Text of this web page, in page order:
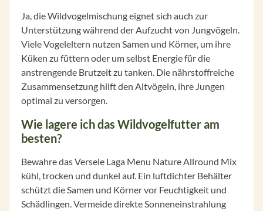
Ja, die Wildvogelmischung eignet sich auch zur
Unterstützung während der Aufzucht von Jungvögeln.
Viele Vogeleltern nutzen Samen und Körner, um ihre
Küken zu füttern oder um selbst Energie für die
anstrengende Brutzeit zu tanken. Die nährstoffreiche
Zusammensetzung hilft den Altvögeln, ihre Jungen
optimal zu versorgen.
Wie lagere ich das Wildvogelfutter am
besten?
Bewahre das Versele Laga Menu Nature Allround Mix
kühl, trocken und dunkel auf. Ein luftdichter Behälter
schützt die Samen und Körner vor Feuchtigkeit und
Schädlingen. Vermeide direkte Sonneneinstrahlung